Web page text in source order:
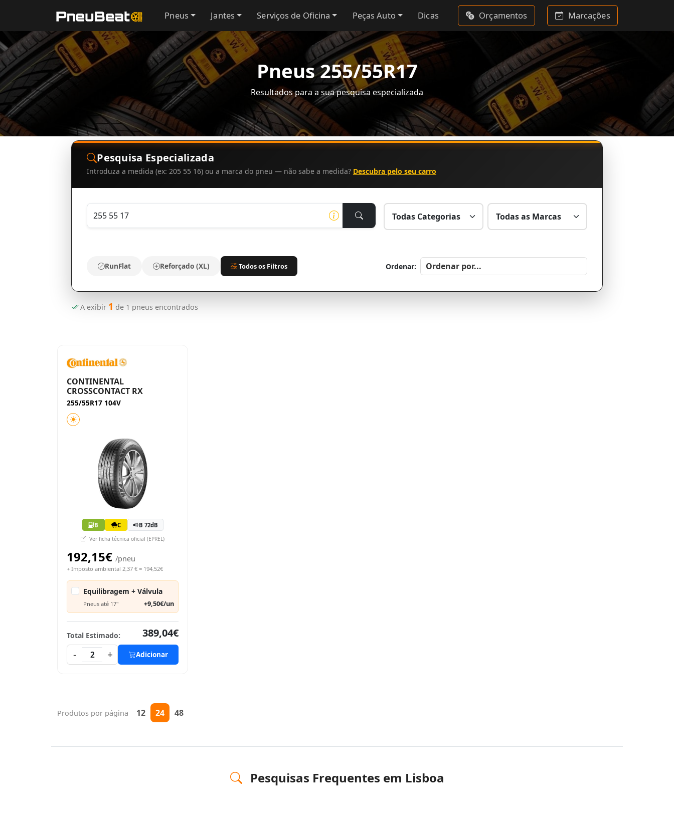
Pneus Jantes Serviços de Oficina Peças Auto Dicas Orçamentos Marcações
Pneus 255/55R17
Resultados para a sua pesquisa especializada
Pesquisa Especializada
Introduza a medida (ex: 205 55 16) ou a marca do pneu — não sabe a medida? Descubra pelo seu carro
RunFlat Reforçado (XL) Todos os Filtros Ordenar:
A exibir 1 de 1 pneus encontrados
CONTINENTAL
CROSSCONTACT RX
255/55R17 104V
B C B 72dB
Ver ficha técnica oficial (EPREL)
192,15€ /pneu
+ Imposto ambiental 2,37 € = 194,52€
Equilibragem + Válvula
Pneus até 17" +9,50€/un
Total Estimado:
389,04€
-
2 + Adicionar
Produtos por página 12 24 48
Pesquisas Frequentes em Lisboa